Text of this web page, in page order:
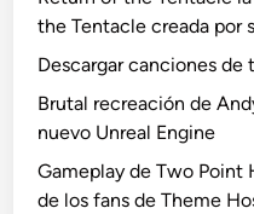
the Tentacle creada por
Descargar canciones
Brutal recreación de
nuevo Unreal Engine
Gameplay de Two Point
de los fans de Theme